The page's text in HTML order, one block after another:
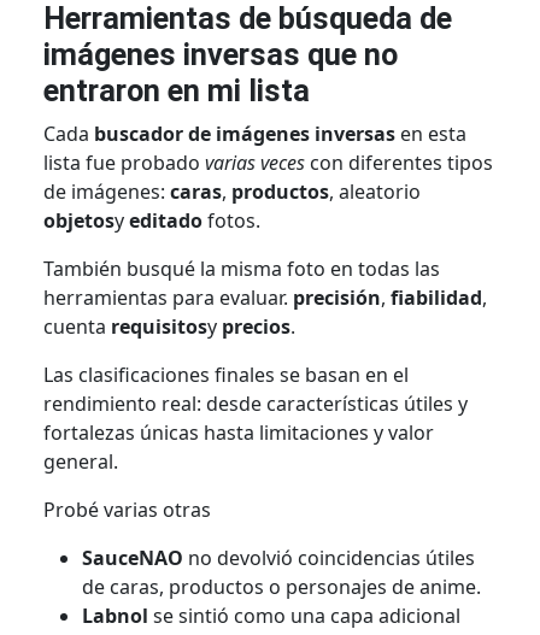
Herramientas de búsqueda de
imágenes inversas que no
entraron en mi lista
Cada buscador de imágenes inversasen esta
lista fue probado varias vecescon diferentes tipos
de imágenes: caras, productos, aleatorio
objetosyeditadofotos.
También busqué la misma foto en todas las
herramientas para evaluar. precisión, fiabilidad,
cuenta requisitosy precios.
Las clasificaciones finales se basan en el
rendimiento real: desde características útiles y
fortalezas únicas hasta limitaciones y valor
general.
Probé varias otras
SauceNAO no devolvió coincidencias útiles
de caras, productos o personajes de anime.
Labnol se sintió como una capa adicional